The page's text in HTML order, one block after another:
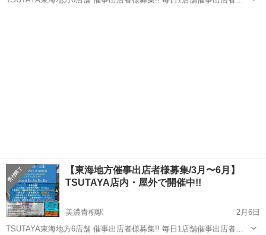
【東海地方催事出店者様募集/3月〜6月】
TSUTAYA店内・屋外で開催中!!
美濃青柳駅
2月6日
TSUTAYA東海地方6店舗 催事出店者様募集!! 毎日1店舗催事出店者様